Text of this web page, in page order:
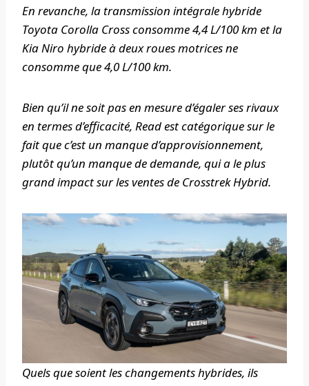
En revanche, la transmission intégrale hybride
Toyota Corolla Cross consomme 4,4 L/100 km et la
Kia Niro hybride à deux roues motrices ne
consomme que 4,0 L/100 km.
Bien qu’il ne soit pas en mesure d’égaler ses rivaux
en termes d’efficacité, Read est catégorique sur le
fait que c’est un manque d’approvisionnement,
plutôt qu’un manque de demande, qui a le plus
grand impact sur les ventes de Crosstrek Hybrid.
Quels que soient les changements hybrides, ils